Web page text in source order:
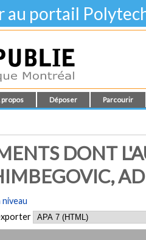
au portail
propos Déposer Parcourir
DONT